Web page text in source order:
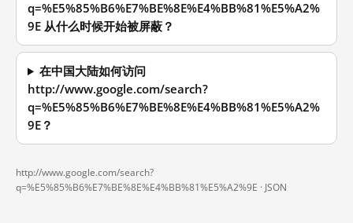
q=%E5%85%B6%E7%BE%8E%E4%BB%81%E5%A2%
9E 从什么时候开始被屏蔽？
在中国大陆如何访问
http://www.google.com/search?
q=%E5%85%B6%E7%BE%8E%E4%BB%81%E5%A2%
9E？
http://www.google.com/search?
q=%E5%85%B6%E7%BE%8E%E4%BB%81%E5%A2%9E · JSON